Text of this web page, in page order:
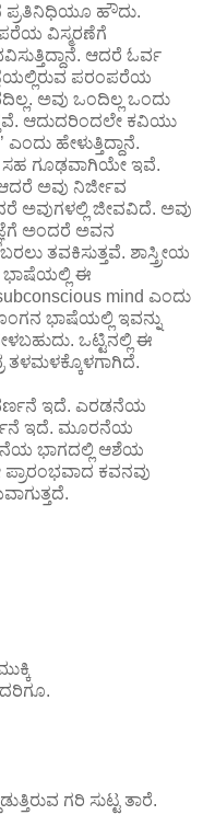
ಪ್ರತಿನಿಧಿಯೂ ಹೌದು.
ವಿಸ್ಮರಣೆಗೆ
ಆದರೆ ಓರ್ವ
ಪರಂಪರೆಯ
ಅವು ಒಂದಿಲ್ಲ ಒಂದು
ಆದುದರಿಂದಲೇ ಕವಿಯು
ಹೇಳುತ್ತಿದ್ದಾನೆ.
ಗೂಢವಾಗಿಯೇ ಇವೆ.
ಆದರೆ ಅವು ನಿರ್ಜೀವ
ಅವುಗಳಲ್ಲಿ ಜೀವವಿದೆ. ಅವು
ಅಂದರೆ ಅವನ
ತವಕಿಸುತ್ತವೆ. ಶಾಸ್ತ್ರೀಯ
ಭಾಷೆಯಲ್ಲಿ ಈ
mind ಎಂದು
ಭಾಷೆಯಲ್ಲಿ ಇವನ್ನು
ಒಟ್ಟಿನಲ್ಲಿ ಈ
ತಳಮಳಕ್ಕೊಳಗಾಗಿದೆ.
ಇದೆ. ಎರಡನೆಯ
ಇದೆ. ಮೂರನೆಯ
ಭಾಗದಲ್ಲಿ ಆಶೆಯ
ಕವನವು
ಗರಿ ಸುಟ್ಟ ತಾರೆ.